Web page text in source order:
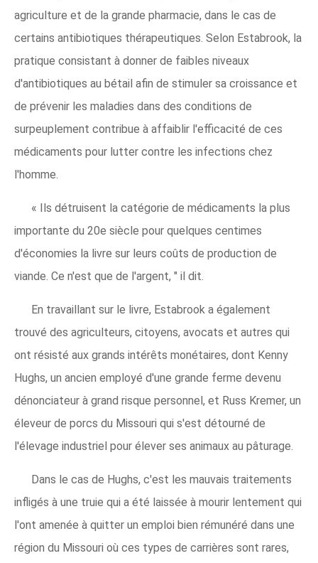
agriculture et de la grande pharmacie, dans le cas de
certains antibiotiques thérapeutiques. Selon Estabrook, la
pratique consistant à donner de faibles niveaux
d'antibiotiques au bétail afin de stimuler sa croissance et
de prévenir les maladies dans des conditions de
surpeuplement contribue à affaiblir l'efficacité de ces
médicaments pour lutter contre les infections chez
l'homme.
« Ils détruisent la catégorie de médicaments la plus
importante du 20e siècle pour quelques centimes
d'économies la livre sur leurs coûts de production de
viande. Ce n'est que de l'argent, " il dit.
En travaillant sur le livre, Estabrook a également
trouvé des agriculteurs, citoyens, avocats et autres qui
ont résisté aux grands intérêts monétaires, dont Kenny
Hughs, un ancien employé d'une grande ferme devenu
dénonciateur à grand risque personnel, et Russ Kremer, un
éleveur de porcs du Missouri qui s'est détourné de
l'élevage industriel pour élever ses animaux au pâturage.
Dans le cas de Hughs, c'est les mauvais traitements
infligés à une truie qui a été laissée à mourir lentement qui
l'ont amenée à quitter un emploi bien rémunéré dans une
région du Missouri où ces types de carrières sont rares,